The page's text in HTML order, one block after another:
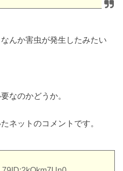
んか害虫が発生したみたい
なのかどうか。
ネットのコメントです。